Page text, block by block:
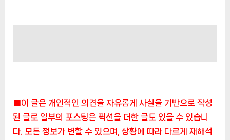
■이 글은 개인적인 의견을 자유롭게 사실을 기반으로 작성
된 글로 일부의 포스팅은 픽션을 더한 글도 있을 수 있습니
다. 모든 정보가 변할 수 있으며, 상황에 따라 다르게 재해석